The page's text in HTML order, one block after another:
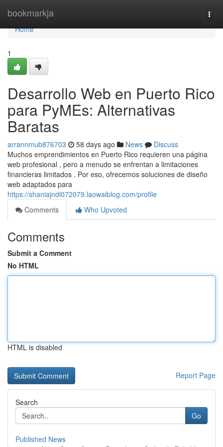
bookmarkja
Home
Home
1
Desarrollo Web en Puerto Rico
para PyMEs: Alternativas
Baratas
arrannmub876703 58 days ago News
Discuss
Muchos emprendimientos en Puerto Rico requieren una página
web profesional , pero a menudo se enfrentan a limitaciones
financieras limitados . Por eso, ofrecemos soluciones de diseño
web adaptados para
https://shaniajndi072079.laowaiblog.com/profile
Comments
Who Upvoted
Comments
Submit a Comment
No HTML
HTML is disabled
Report Page
Search
Go
Published News